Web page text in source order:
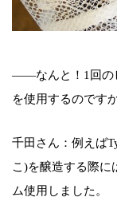
――なんと！1回の
を使用するのです
千田さん：例えば
こ)を醸造する際に
ム使用しました。